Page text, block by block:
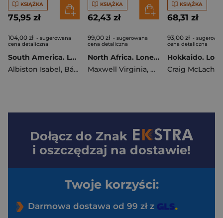
KSIĄŻKA
75,95 zł
104,00 zł - sugerowana
cena detaliczna
South America. Lonely planet
Albiston Isabel, Bárbara Bianchi ,Egerton Alex
KSIĄŻKA
62,43 zł
99,00 zł - sugerowana
cena detaliczna
North Africa. Lonely planet
Maxwell Virginia, Bremner Jade,
KSIĄŻKA
68,31 zł
93,00 zł -
cena detaliczna
Craig
Dołącz do Znak
i oszczędzaj na dostawie!
Twoje korzyści:
Darmowa dostawa od 99 zł z